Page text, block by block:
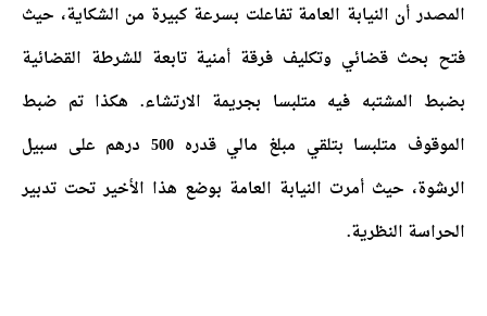
المصدر أن النيابة العامة تفاعلت بسرعة كبيرة من الشكاية، حيث
فتح بحث قضائي وتكليف فرقة أمنية تابعة للشرطة القضائية
بضبط المشتبه فيه متلبسا بجريمة الارتشاء. هكذا تم ضبط
الموقوف متلبسا بتلقي مبلغ مالي قدره 500 درهم على سبيل
الرشوة، حيث أمرت النيابة العامة بوضع هذا الأخير تحت تدبير
الحراسة النظرية.